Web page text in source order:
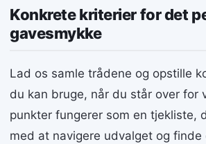
Konkrete kriterier for det
gavesmykke
Lad os samle trådene og opstille
du kan bruge, når du står over for
punkter fungerer som en tjekliste,
med at navigere udvalget og finde